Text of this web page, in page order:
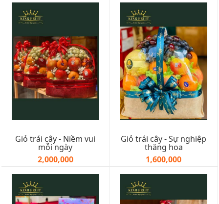
Giỏ trái cây - Niềm vui
mỗi ngày
2,000,000
Giỏ trái cây - Sự nghiệp
thăng hoa
1,600,000